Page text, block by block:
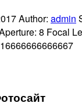
Author: admin
8 Focal